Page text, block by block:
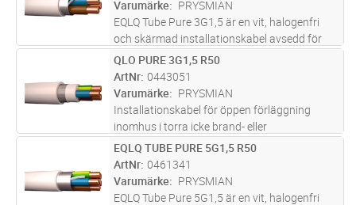
förte...läs mer
Varumärke
PRYSMIAN
EQLQ Tube Pure 3G1,5 är en vit, halogenfri
och skärmad installationskabel avsedd för
fast förläggning i både inom- och
utomhusmiljöer. Kabeln är uppbyggd med
entrådiga ledare, aluminiumband och
förte...läs mer
M Lägg i kundvagn
QLO PURE 3G1,5 R50
ArtNr 0443051
Varumärke
PRYSMIAN
Installationskabel för öppen förläggning
inomhus i torra icke brand- eller
explosionsfarliga lokaler. Ledarisoleringen
skall skyddas mot direkt UV-ljus som kan
uppkomma exempelvis i
belysningsarmatur...läs mer
M Lägg i kundvagn
EQLQ TUBE PURE 5G1,5 R50
ArtNr 0461341
Varumärke
PRYSMIAN
EQLQ Tube Pure 5G1,5 är en vit, halogenfri